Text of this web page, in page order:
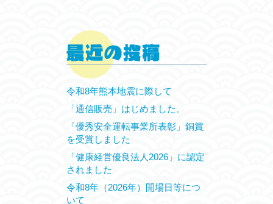
令和8年熊本地震に際して
「通信販売」はじめました。
「優秀安全運転事業所表彰」銅賞
を受賞しました
「健康経営優良法人2026」に認定
されました
令和8年（2026年）開場日等につ
いて